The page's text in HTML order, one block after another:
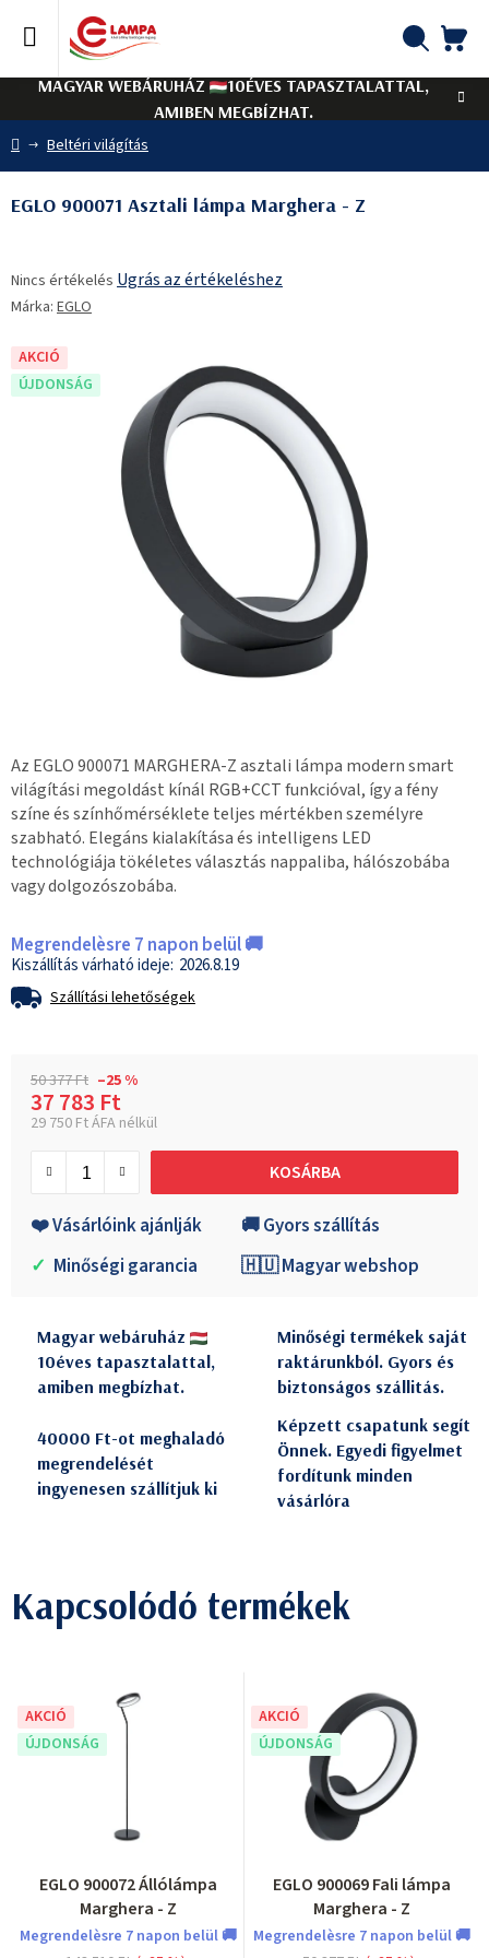
tartalomhoz
MAGYAR WEBÁRUHÁZ
10ÉVES TAPASZTALATTAL,
AMIBEN MEGBÍZHAT.
Kezdőlap
Beltéri világítás
Az EGLO 900071 MARGHERA-Z asztali lámpa modern smart
világítási megoldást kínál RGB+CCT funkcióval, így a fény
színe és színhőmérséklete teljes mértékben személyre
szabható. Elegáns kialakítása és intelligens LED
technológiája tökéletes választás nappaliba, hálószobába
vagy dolgozószobába.
Megrendelèsre 7 napon belül 🚚
2026.8.19
Szállítási lehetőségek
50 377 Ft –25 %
37 783 Ft
29 750 Ft ÁFA nélkül
KOSÁRBA
❤️ Vásárlóink ajánlják
🚚 Gyors szállítás
✓ Minőségi garancia 🇭🇺 Magyar webshop
EGLO 900071 Asztali lámpa Marghera - Z
termék
átlagos
5-
ből
Nincs értékelés Ugrás az értékeléshez
Márka: EGLO
AKCIÓ
ÚJDONSÁG
Magyar webáruház
10éves tapasztalattal,
amiben megbízhat.
Minőségi termékek saját
raktárunkból. Gyors és
biztonságos szállitás.
40000 Ft-ot meghaladó
megrendelését
ingyenesen szállítjuk ki
Képzett csapatunk segít
Önnek. Egyedi figyelmet
fordítunk minden
vásárlóra
Kapcsolódó termékek
AKCIÓ
ÚJDONSÁG
EGLO 900072 Állólámpa
Marghera - Z
Megrendelèsre 7 napon belül 🚚
AKCIÓ
ÚJDONSÁG
EGLO 900069 Fali lámpa
Marghera - Z
Megrendelèsre 7 napon belül 🚚